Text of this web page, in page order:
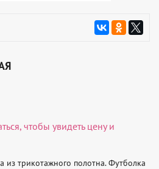
, чтобы увидеть цену и
трикотажного полотна. Футболка